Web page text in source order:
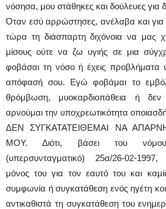
νόσησα, μου στάθηκες και δούλευες για
Όταν εσύ αρρώστησες, ανέλαβα και
τώρα τη διάσπαρτη διχόνοια να μας
μίσους ούτε να ζω υγιής σε μια
φοβάσαι τη νόσο ή έχεις προβλήματα
απόφασή σου. Εγώ φοβάμαι το
θρόμβωση, μυοκαρδιοπάθεια ή
αρνούμαι την υποχρεωτικότητα
ΔΕΝ ΣΥΓΚΑΤΑΤΕΙΘΕΜΑΙ ΝΑ
ΜΟΥ. Διότι, βάσει του
(υπερσυνταγματικό) 25α/26-02-
μόνος του για τον εαυτό του και
συμφωνία ή συγκατάθεση ενός ηγέτη
αντικαθιστά τη συγκατάθεση του